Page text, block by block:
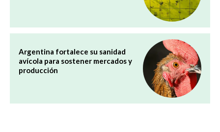
Argentina fortalece su sanidad
avícola para sostener mercados y
producción